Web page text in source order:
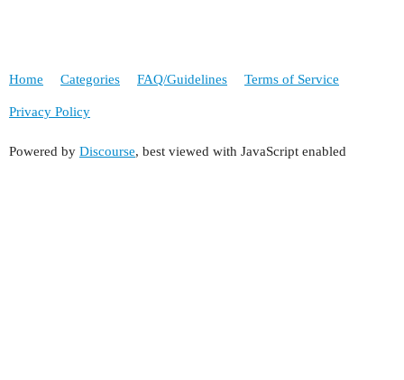
Home Categories FAQ/Guidelines Terms of Service
Privacy Policy
Powered by Discourse, best viewed with JavaScript enabled